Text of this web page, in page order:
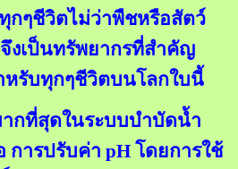
กๆชีวิตไม่ว่าพืชหรือสัตว์
งเป็นทรัพยากรที่สำคัญ
หรับทุกๆชีวิตบนโลกใบนี้
กที่สุดในระบบบำบัดน้ำ
การปรับค่า pH โดยการใช้